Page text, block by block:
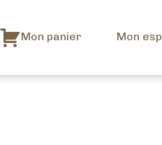
Mon panier Mon